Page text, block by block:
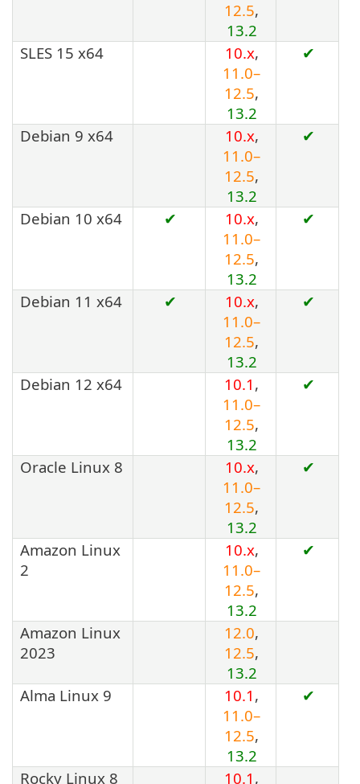
12.5,
13.2
SLES 15 x64
10.x,
11.0–
12.5,
13.2
✔
Debian 9 x64 10.x,
11.0–
12.5,
13.2
✔
Debian 10 x64 ✔ 10.x,
11.0–
12.5,
13.2
✔
Debian 11 x64 ✔ 10.x,
11.0–
12.5,
13.2
✔
Debian 12 x64 10.1 ,
11.0–
12.5,
13.2
✔
Oracle Linux 8 10.x,
11.0–
12.5,
13.2
✔
Amazon Linux
2
10.x,
11.0–
12.5,
13.2
✔
Amazon Linux
2023
12.0,
12.5,
13.2
Alma Linux 9
10.1 ,
11.0–
12.5,
13.2
✔
Rocky Linux 8 10.1 ,